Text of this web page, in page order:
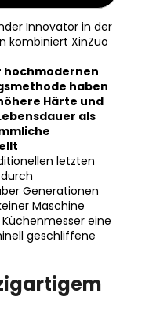
Innovator in der
kombiniert XinZuo
hochmodernen
haben
Härte und
als
letzten
Generationen
Maschine
eine
geschliffene
Eiche aus